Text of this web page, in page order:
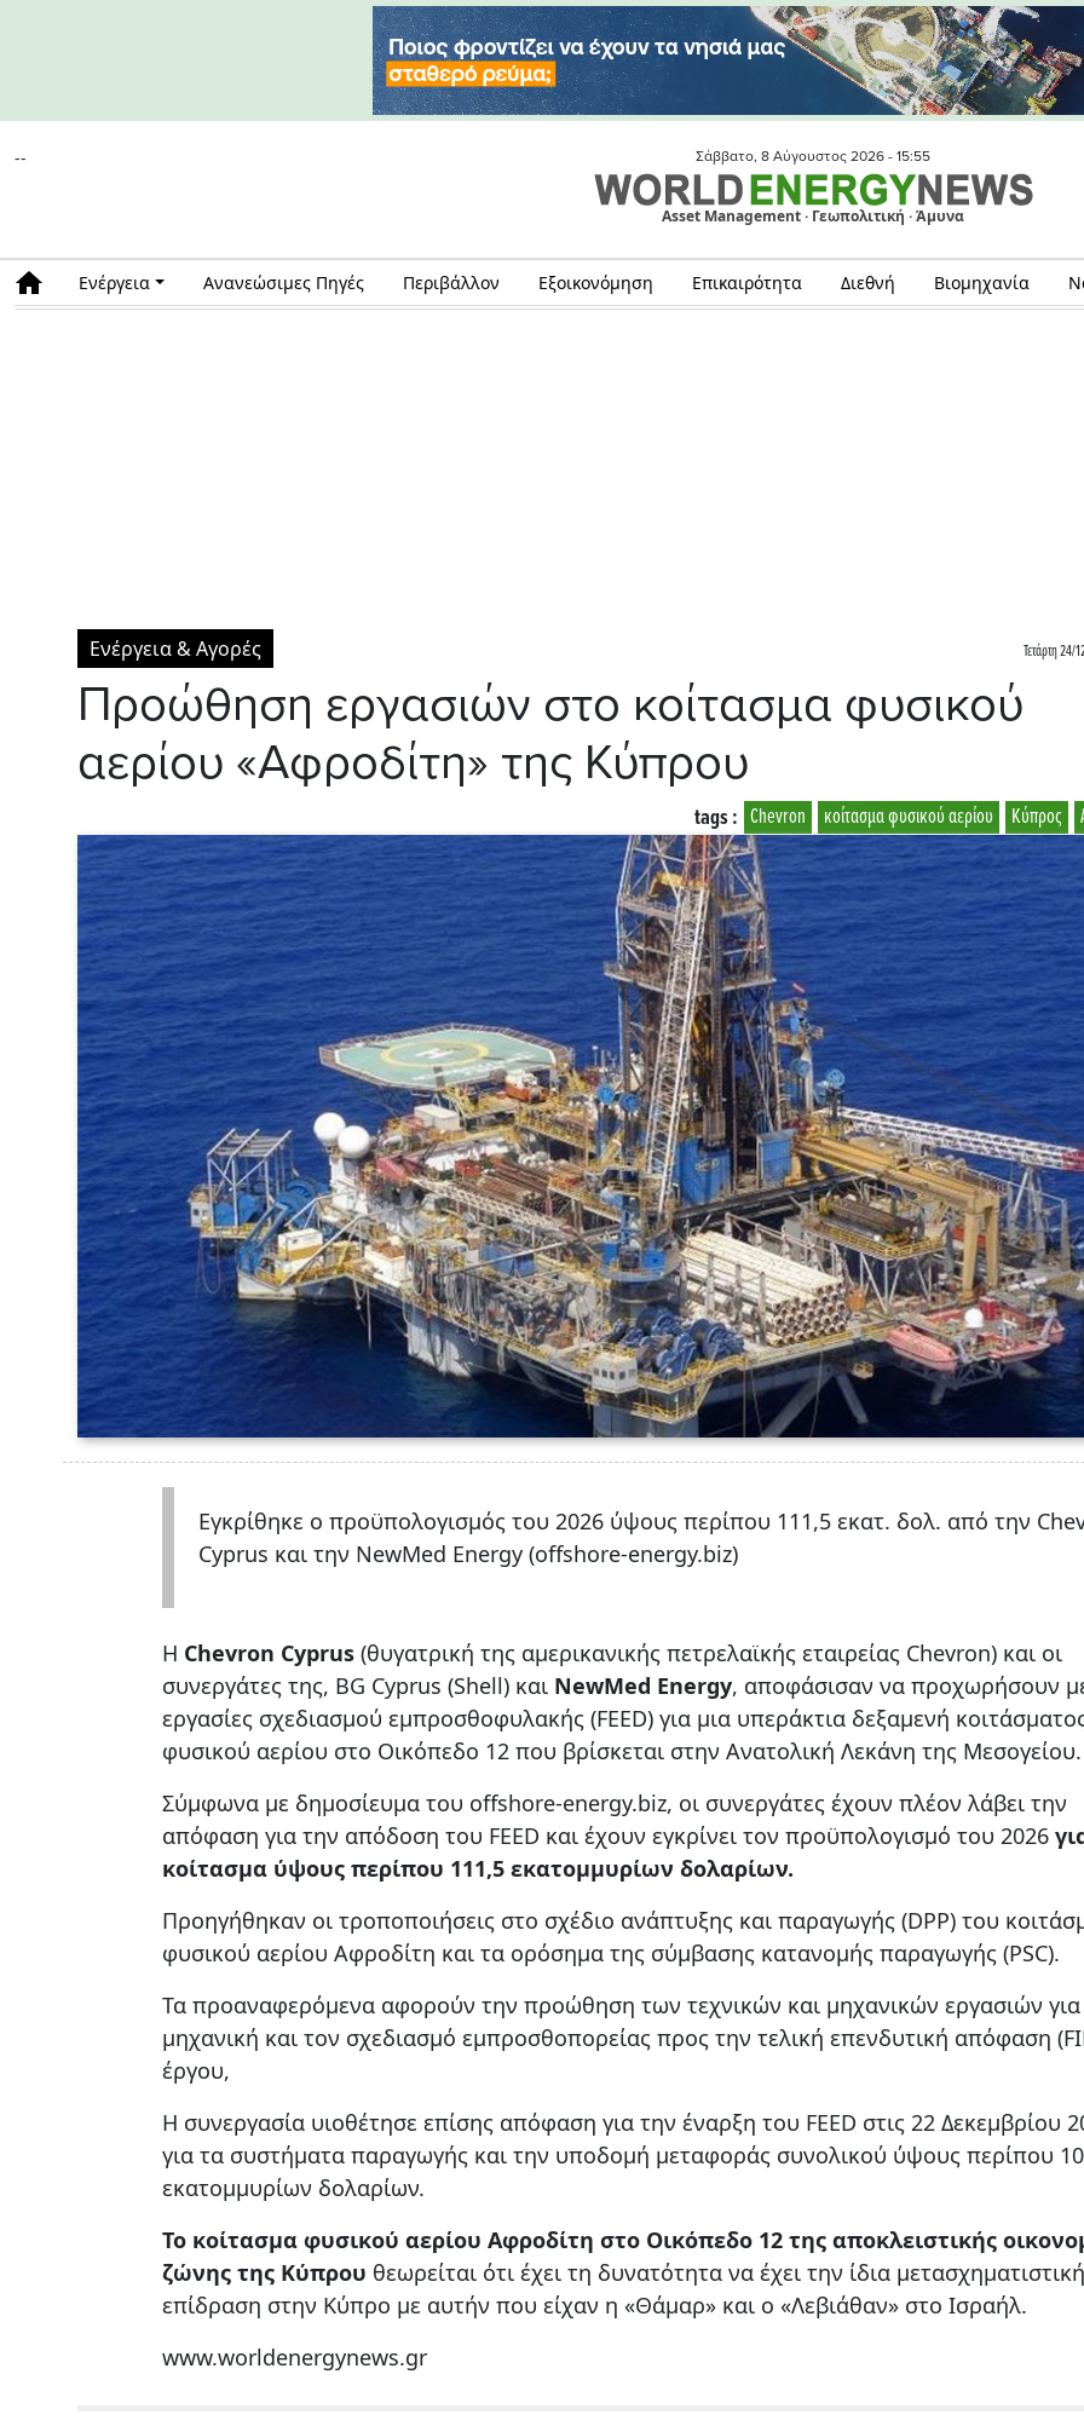
-- Σάββατο, 8 Αύγουστος 2026 - 15:55
Asset Management · Γεωπολιτική · Άμυνα
Ενέργεια Ανανεώσιμες Πηγές Περιβάλλον Εξοικονόμηση Επικαιρότητα Διεθνή Βιομηχανία
Ενέργεια & Αγορές Τετάρτη 24/
Προώθηση εργασιών στο κοίτασμα φυσικού
αερίου «Αφροδίτη» της Κύπρου
Κύπρος
κοίτασμα φυσικού αερίου
Chevron
tags :
Εγκρίθηκε ο προϋπολογισμός του 2026 ύψους περίπου 111,5 εκατ. δολ. από την
Cyprus και την NewMed Energy (offshore-energy.biz)
Η Chevron Cyprus (θυγατρική της αμερικανικής πετρελαϊκής εταιρείας Chevron) και οι
συνεργάτες της, BG Cyprus (Shell) και NewMed Energy, αποφάσισαν να προχωρήσουν
εργασίες σχεδιασμού εμπροσθοφυλακής (FEED) για μια υπεράκτια δεξαμενή
φυσικού αερίου στο Οικόπεδο 12 που βρίσκεται στην Ανατολική Λεκάνη της Μεσογείου.
Σύμφωνα με δημοσίευμα του offshore-energy.biz, οι συνεργάτες έχουν πλέον λάβει την
απόφαση για την απόδοση του FEED και έχουν εγκρίνει τον προϋπολογισμό του 2026
κοίτασμα ύψους περίπου 111,5 εκατομμυρίων δολαρίων.
Προηγήθηκαν οι τροποποιήσεις στο σχέδιο ανάπτυξης και παραγωγής (DPP) του
φυσικού αερίου Αφροδίτη και τα ορόσημα της σύμβασης κατανομής παραγωγής (PSC).
Τα προαναφερόμενα αφορούν την προώθηση των τεχνικών και μηχανικών εργασιών
μηχανική και τον σχεδιασμό εμπροσθοπορείας προς την τελική επενδυτική απόφαση
έργου,
Η συνεργασία υιοθέτησε επίσης απόφαση για την έναρξη του FEED στις 22 Δεκεμβρίου
για τα συστήματα παραγωγής και την υποδομή μεταφοράς συνολικού ύψους περίπου
εκατομμυρίων δολαρίων.
Το κοίτασμα φυσικού αερίου Αφροδίτη στο Οικόπεδο 12 της αποκλειστικής
ζώνης της Κύπρου θεωρείται ότι έχει τη δυνατότητα να έχει την ίδια μετασχηματιστική
επίδραση στην Κύπρο με αυτήν που είχαν η «Θάμαρ» και ο «Λεβιάθαν» στο Ισραήλ.
www.worldenergynews.gr